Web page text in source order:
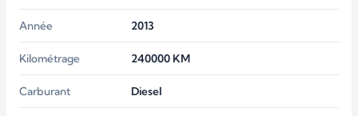
Année 2013
Kilométrage 240000KM
Carburant Diesel